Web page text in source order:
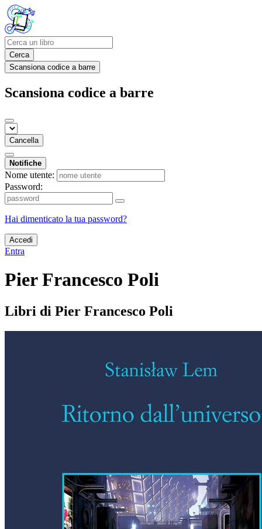
Cerca
Scansiona codice a barre
Scansiona codice a barre
Cancella
Notifiche
Nome utente:
Password:
Hai dimenticato la tua password?
Accedi
Entra
Pier Francesco Poli
Libri di Pier Francesco Poli